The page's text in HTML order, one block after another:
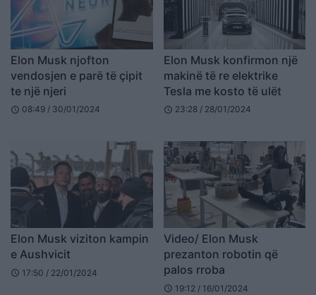
Elon Musk njofton
vendosjen e parë të çipit
te një njeri
schedule 08:49 / 30/01/2024
Elon Musk konfirmon një
makinë të re elektrike
Tesla me kosto të ulët
schedule 23:28 / 28/01/2024
Elon Musk viziton kampin
e Aushvicit
schedule 17:50 / 22/01/2024
Video/ Elon Musk
prezanton robotin që
palos rroba
schedule 19:12 / 16/01/2024